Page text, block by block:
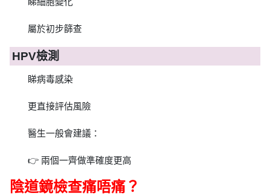
屬於初步篩查
HPV檢測
睇病毒感染
更直接評估風險
醫生一般會建議：
👉 兩個一齊做準確度更高
陰道鏡檢查痛唔痛？